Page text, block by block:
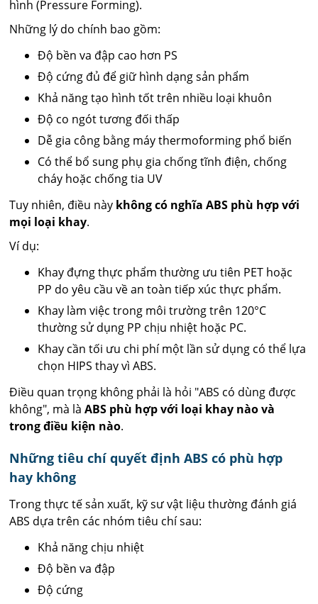
hình (Pressure Forming).
Những lý do chính bao gồm:
Độ bền va đập cao hơn PS
Độ cứng đủ để giữ hình dạng sản phẩm
Khả năng tạo hình tốt trên nhiều loại khuôn
Độ co ngót tương đối thấp
Dễ gia công bằng máy thermoforming phổ biến
Có thể bổ sung phụ gia chống tĩnh điện, chống
cháy hoặc chống tia UV
Tuy nhiên, điều này không có nghĩa ABS phù hợp với
mọi loại khay.
Ví dụ:
Khay đựng thực phẩm thường ưu tiên PET hoặc
PP do yêu cầu về an toàn tiếp xúc thực phẩm.
Khay làm việc trong môi trường trên 120°C
thường sử dụng PP chịu nhiệt hoặc PC.
Khay cần tối ưu chi phí một lần sử dụng có thể lựa
chọn HIPS thay vì ABS.
Điều quan trọng không phải là hỏi "ABS có dùng được
không", mà làABS phù hợp với loại khay nào và
trong điều kiện nào.
Những tiêu chí quyết định ABS có phù hợp
hay không
Trong thực tế sản xuất, kỹ sư vật liệu thường đánh giá
ABS dựa trên các nhóm tiêu chí sau:
Khả năng chịu nhiệt
Độ bền va đập
Độ cứng